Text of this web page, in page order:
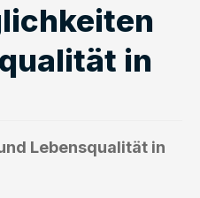
in
Lebensqualität in